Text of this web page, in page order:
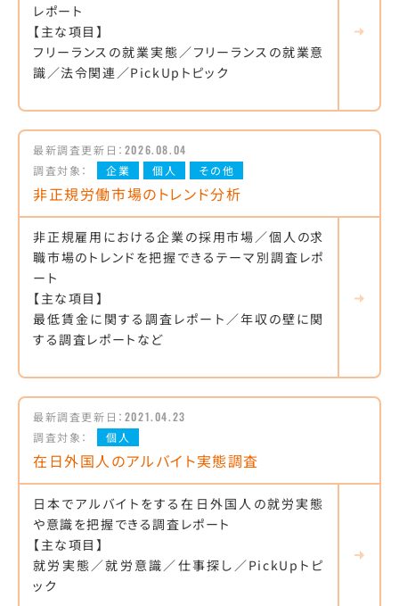
レポート
【主な項目】
フリーランスの就業実態／フリーランスの就業意
識／法令関連／PickUpトピック
最新調査更新日： 2026.08.04
調査対象：
企業 個人 その他
非正規労働市場のトレンド分析
非正規雇用における企業の採用市場／個人の求
職市場のトレンドを把握できるテーマ別調査レポ
ート
【主な項目】
最低賃金に関する調査レポート／年収の壁に関
する調査レポートなど
最新調査更新日： 2021.04.23
調査対象：
個人
在日外国人のアルバイト実態調査
日本でアルバイトをする在日外国人の就労実態
や意識を把握できる調査レポート
【主な項目】
就労実態／就労意識／仕事探し／PickUpトピ
ック